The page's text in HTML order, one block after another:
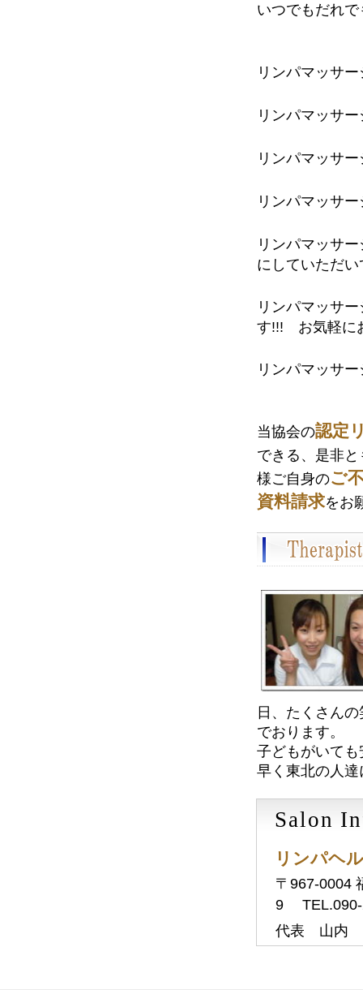
いつでもだれで
リンパマッサ
リンパマッサ
リンパマッサ
リンパマッサ
リンパマッサ
にしていただ
リンパマッサ
す!!! お気軽に
リンパマッサ
当協会の認定
できる、是非と
様ご自身のご
資料請求をお
日、たくさん
でおります。
子どもがいて
早く東北の人
Salon
リンパヘ
〒967-0004
9
代表 山内